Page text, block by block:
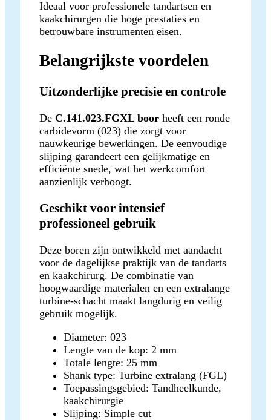
Ideaal voor professionele tandartsen en
kaakchirurgen die hoge prestaties en
betrouwbare instrumenten eisen.
Belangrijkste voordelen
Uitzonderlijke precisie en controle
De C.141.023.FGXL boor heeft een ronde
carbidevorm (023) die zorgt voor
nauwkeurige bewerkingen. De eenvoudige
slijping garandeert een gelijkmatige en
efficiënte snede, wat het werkcomfort
aanzienlijk verhoogt.
Geschikt voor intensief
professioneel gebruik
Deze boren zijn ontwikkeld met aandacht
voor de dagelijkse praktijk van de tandarts
en kaakchirurg. De combinatie van
hoogwaardige materialen en een extralange
turbine-schacht maakt langdurig en veilig
gebruik mogelijk.
Diameter: 023
Lengte van de kop: 2 mm
Totale lengte: 25 mm
Shank type: Turbine extralang (FGL)
Toepassingsgebied: Tandheelkunde,
kaakchirurgie
Slijping: Simple cut